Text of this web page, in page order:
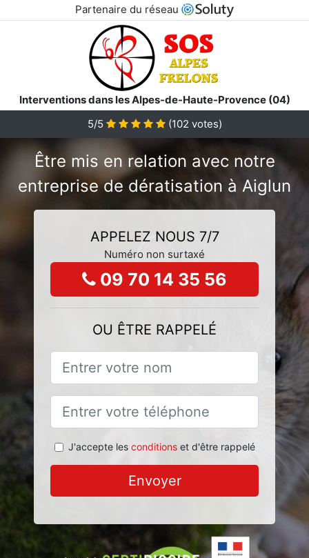
Partenaire du réseau
Interventions dans les Alpes-de-Haute-Provence (04)
5/5
(102 votes)
Être mis en relation avec notre
entreprise de dératisation à Aiglun
APPELEZ NOUS 7/7
Numéro non surtaxé
09 70 14 35 56
OU ÊTRE RAPPELÉ
J'accepte les conditionset d'être rappelé
Envoyer